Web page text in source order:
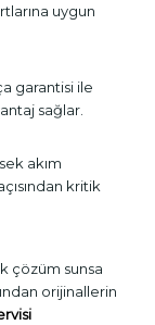
uygun
garantisi ile
sağlar.
akım
kritik
çözüm sunsa
orijinallerin